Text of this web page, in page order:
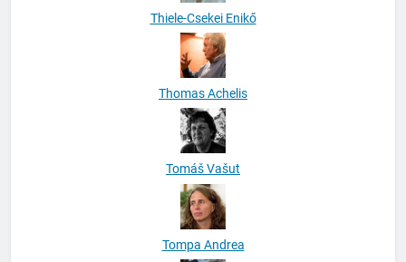
Thiele-Csekei Enikő
Thomas Achelis
Tomáš Vašut
Tompa Andrea